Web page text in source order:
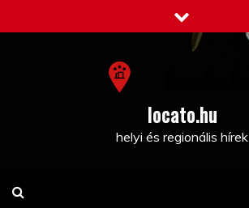
to
locato.hu
helyi és regionális hírek